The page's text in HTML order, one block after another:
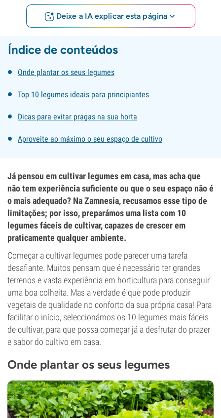
Deixe a IA explicar esta página
Índice de conteúdos
Onde plantar os seus legumes
Top 10 legumes ideais para principiantes
Dicas para evitar pragas na sua horta
Aproveite ao máximo o seu espaço de cultivo
Já pensou em cultivar legumes em casa, mas acha que
não tem experiência suficiente ou que o seu espaço não é
o mais adequado? Na Zamnesia, recusamos esse tipo de
limitações; por isso, preparámos uma lista com 10
legumes fáceis de cultivar, capazes de crescer em
praticamente qualquer ambiente.
Começar a cultivar legumes pode parecer uma tarefa
desafiante. Muitos pensam que é necessário ter grandes
terrenos e vasta experiência em horticultura para conseguir
uma boa colheita. Mas a verdade é que pode produzir
vegetais de qualidade no conforto da sua própria casa! Para
facilitar o início, seleccionámos os 10 legumes mais fáceis
de cultivar, para que possa começar já a desfrutar do prazer
e sabor do cultivo em casa.
Onde plantar os seus legumes